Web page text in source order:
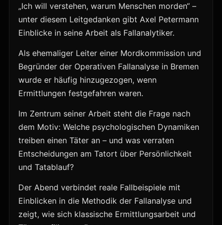
„Ich will verstehen, warum Menschen morden“ –
unter diesem Leitgedanken gibt Axel Petermann
Einblicke in seine Arbeit als Fallanalytiker.
Als ehemaliger Leiter einer Mordkommission und
Begründer der Operativen Fallanalyse in Bremen
wurde er häufig hinzugezogen, wenn
Ermittlungen festgefahren waren.
Im Zentrum seiner Arbeit steht die Frage nach
dem Motiv: Welche psychologischen Dynamiken
treiben einen Täter an – und was verraten
Entscheidungen am Tatort über Persönlichkeit
und Tatablauf?
Der Abend verbindet reale Fallbeispiele mit
Einblicken in die Methodik der Fallanalyse und
zeigt, wie sich klassische Ermittlungsarbeit und